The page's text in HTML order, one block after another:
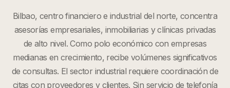
Bilbao, centro financiero e industrial del norte, concentra
asesorías empresariales, inmobiliarias y clínicas privadas
de alto nivel. Como polo económico con empresas
medianas en crecimiento, recibe volúmenes significativos
de consultas. El sector industrial requiere coordinación de
citas con proveedores y clientes. Sin servicio de telefonía